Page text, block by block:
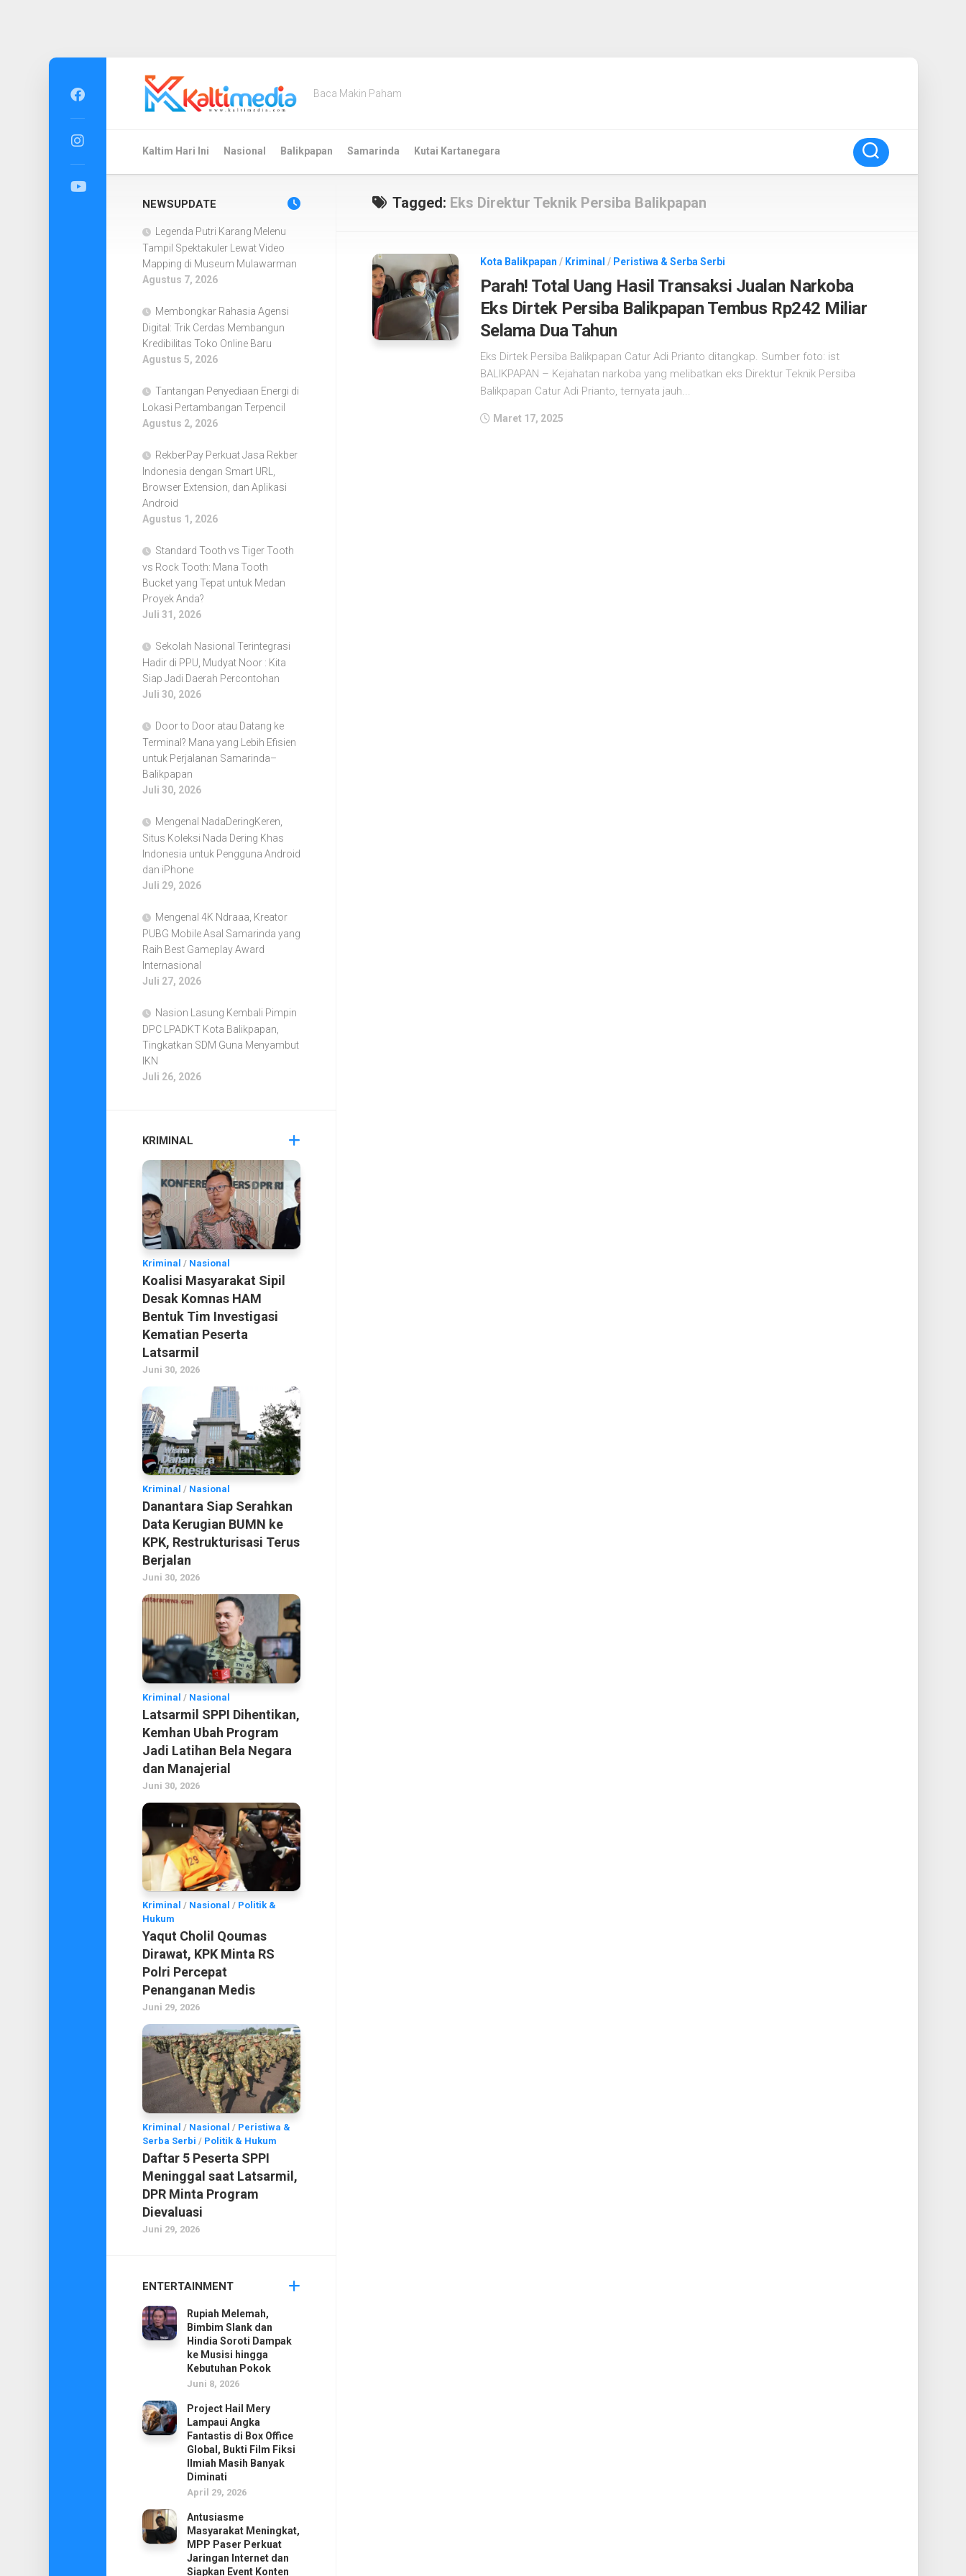
Baca Makin Paham
Kaltim Hari Ini Nasional Balikpapan Samarinda Kutai Kartanegara
Tagged: Eks Direktur Teknik Persiba Balikpapan
Kota Balikpapan / Kriminal / Peristiwa & Serba Serbi
Parah! Total Uang Hasil Transaksi Jualan Narkoba
Eks Dirtek Persiba Balikpapan Tembus Rp242 Miliar
Selama Dua Tahun
Eks Dirtek Persiba Balikpapan Catur Adi Prianto ditangkap. Sumber foto: ist
BALIKPAPAN – Kejahatan narkoba yang melibatkan eks Direktur Teknik Persiba
Balikpapan Catur Adi Prianto, ternyata jauh...
Maret 17, 2025
NEWSUPDATE
Legenda Putri Karang Melenu
Tampil Spektakuler Lewat Video
Mapping di Museum Mulawarman
Agustus 7, 2026
Membongkar Rahasia Agensi
Digital: Trik Cerdas Membangun
Kredibilitas Toko Online Baru
Agustus 5, 2026
Tantangan Penyediaan Energi di
Lokasi Pertambangan Terpencil
Agustus 2, 2026
RekberPay Perkuat Jasa Rekber
Indonesia dengan Smart URL,
Browser Extension, dan Aplikasi
Android
Agustus 1, 2026
Standard Tooth vs Tiger Tooth
vs Rock Tooth: Mana Tooth
Bucket yang Tepat untuk Medan
Proyek Anda?
Juli 31, 2026
Sekolah Nasional Terintegrasi
Hadir di PPU, Mudyat Noor : Kita
Siap Jadi Daerah Percontohan
Juli 30, 2026
Door to Door atau Datang ke
Terminal? Mana yang Lebih Efisien
untuk Perjalanan Samarinda–
Balikpapan
Juli 30, 2026
Mengenal NadaDeringKeren,
Situs Koleksi Nada Dering Khas
Indonesia untuk Pengguna Android
dan iPhone
Juli 29, 2026
Mengenal 4K Ndraaa, Kreator
PUBG Mobile Asal Samarinda yang
Raih Best Gameplay Award
Internasional
Juli 27, 2026
Nasion Lasung Kembali Pimpin
DPC LPADKT Kota Balikpapan,
Tingkatkan SDM Guna Menyambut
IKN
Juli 26, 2026
KRIMINAL
Kriminal / Nasional
Koalisi Masyarakat Sipil
Desak Komnas HAM
Bentuk Tim Investigasi
Kematian Peserta
Latsarmil
Juni 30, 2026
Kriminal / Nasional
Danantara Siap Serahkan
Data Kerugian BUMN ke
KPK, Restrukturisasi Terus
Berjalan
Juni 30, 2026
Kriminal / Nasional
Latsarmil SPPI Dihentikan,
Kemhan Ubah Program
Jadi Latihan Bela Negara
dan Manajerial
Juni 30, 2026
Kriminal / Nasional / Politik &
Hukum
Yaqut Cholil Qoumas
Dirawat, KPK Minta RS
Polri Percepat
Penanganan Medis
Juni 29, 2026
Kriminal / Nasional / Peristiwa &
Serba Serbi / Politik & Hukum
Daftar 5 Peserta SPPI
Meninggal saat Latsarmil,
DPR Minta Program
Dievaluasi
Juni 29, 2026
ENTERTAINMENT
Rupiah Melemah,
Bimbim Slank dan
Hindia Soroti Dampak
ke Musisi hingga
Kebutuhan Pokok
Juni 8, 2026
Project Hail Mery
Lampaui Angka
Fantastis di Box Office
Global, Bukti Film Fiksi
Ilmiah Masih Banyak
Diminati
April 29, 2026
Antusiasme
Masyarakat Meningkat,
MPP Paser Perkuat
Jaringan Internet dan
Siapkan Event Konten